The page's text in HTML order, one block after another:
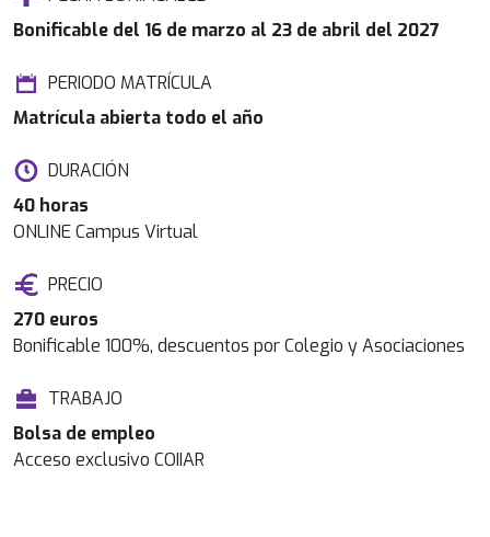
Bonificable del 16 de marzo al 23 de abril del 2027
PERIODO MATRÍCULA
Matrícula abierta todo el año
DURACIÓN
40 horas
ONLINE Campus Virtual
PRECIO
270 euros
Bonificable 100%, descuentos por Colegio y Asociaciones
TRABAJO
Bolsa de empleo
Acceso exclusivo COIIAR